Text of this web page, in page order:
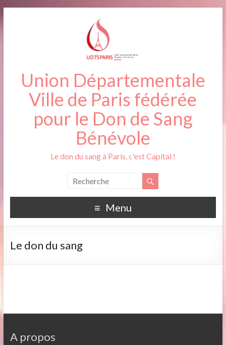
Union Départementale
Ville de Paris fédérée
pour le Don de Sang
Bénévole
Le don du sang à Paris, c'est Capital !
Menu
Le don du sang
A propos